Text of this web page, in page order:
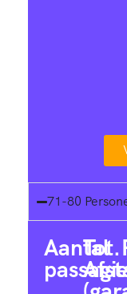
71-80
Aantal
Tot.